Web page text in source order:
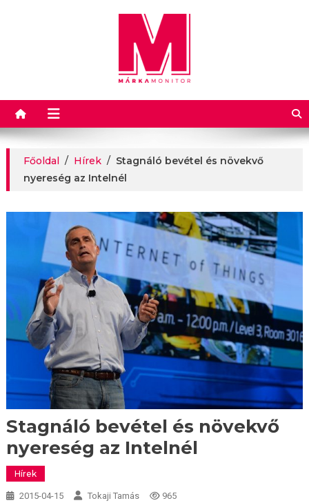
Márkamonitor
Főoldal / Hírek / Stagnáló bevétel és növekvő
nyereség az Intelnél
Stagnáló bevétel és növekvő
nyereség az Intelnél
Hírek
2015-04-15 Tokaji Tamás 965